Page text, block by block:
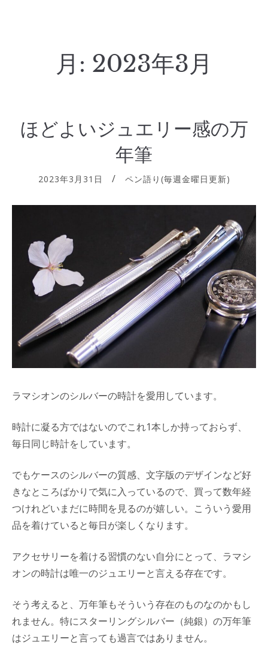
月: 2023年3月
ほどよいジュエリー感の万
年筆
2023年3月31日 ペン語り(毎週金曜日更新)
ラマシオンのシルバーの時計を愛用しています。
時計に凝る方ではないのでこれ1本しか持っておらず、
毎日同じ時計をしています。
でもケースのシルバーの質感、文字版のデザインなど好
きなところばかりで気に入っているので、買って数年経
つけれどいまだに時間を見るのが嬉しい。こういう愛用
品を着けていると毎日が楽しくなります。
アクセサリーを着ける習慣のない自分にとって、ラマシ
オンの時計は唯一のジュエリーと言える存在です。
そう考えると、万年筆もそういう存在のものなのかもし
れません。特にスターリングシルバー（純銀）の万年筆
はジュエリーと言っても過言ではありません。